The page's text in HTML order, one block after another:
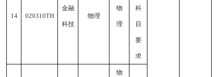
14 020310TH
金融
科技
物理
物
理
科
目
要
求
物